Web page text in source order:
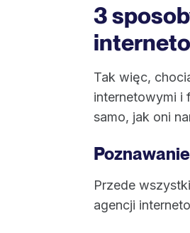
3
Tak więc,
internetowymi i
samo, jak oni
Przede
agencji